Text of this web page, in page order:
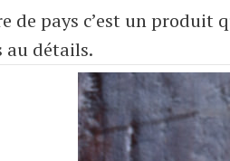
de pays c’est un
au détails.